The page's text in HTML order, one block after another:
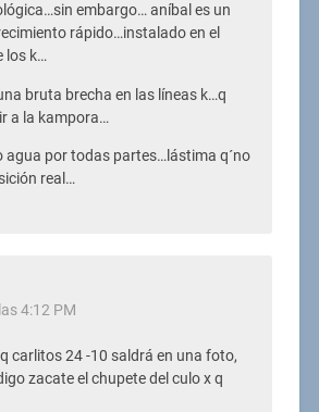
embargo… aníbal es un
rápido…instalado en el
los k…
bruta brecha en las líneas k…q
a la kampora…
agua por todas partes…lástima q´no
real…
4:12 PM
carlitos 24 -10 saldrá en una foto,
zacate el chupete del culo x q